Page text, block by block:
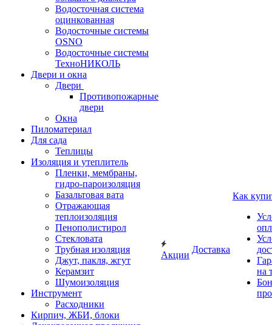
Водосточная система
оцинкованная
Водосточные системы
OSNO
Водосточные системы
ТехноНИКОЛЬ
Двери и окна
Двери
Противопожарные
двери
Окна
Пиломатериал
Для сада
Теплицы
Изоляция и утеплитель
Пленки, мембраны,
гидро-пароизоляция
Базальтовая вата
Отражающая
теплоизоляция
Пенополистирол
Стекловата
Трубная изоляция
Джут, пакля, жгут
Керамзит
Шумоизоляция
Инструмент
Расходники
Кирпич, ЖБИ, блоки
Акции
Доставка
Как
на